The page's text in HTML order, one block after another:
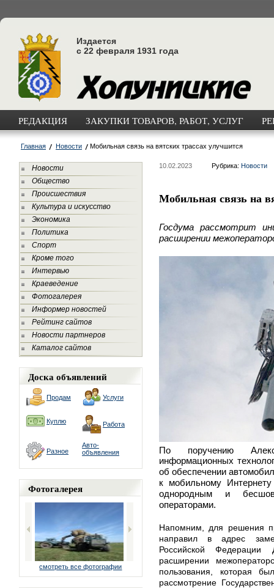
Издается
с 22 февраля 1931 года
РЕДАКЦИЯ ЗАКУПКИ ТОВАРОВ, РАБОТ, УСЛУГ
Главная Новости Мобильная связь на вятских трассах улучшится
Новости
Общество
Происшествия
Культура и искусство
Экономика
Политика
Спорт
Кроме того
Интервью
Краеведение
Фотогалерея
Информер новостей
Рейтинг сайтов
Новости партнеров
Каталог сайтов
Доска объявлений
Продам Услуги
Куплю Работа
Разное
Авто-
объявления
Фотогалерея
смотреть все фотографии
10.02.2023 Рубрика: Новости
Мобильная связь на
Госдума рассмотрит
расширении
По поручению
информационных
об обеспечении
к мобильному
однородным
и
операторами.
Напомним, для решения
направил в адрес
Российской
расширении
пользования, которая
рассмотрение